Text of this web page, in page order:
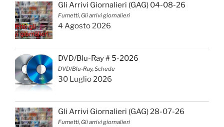
Gli Arrivi Giornalieri (GAG) 04-08-26
Fumetti, Gli arrivi giornalieri
4 Agosto 2026
DVD/Blu-Ray # 5-2026
DVD/Blu-Ray, Schede
30 Luglio 2026
Gli Arrivi Giornalieri (GAG) 28-07-26
Fumetti, Gli arrivi giornalieri